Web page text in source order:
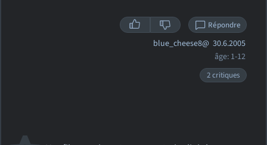
Répondre
blue_cheese8@ 30.6.2005
âge: 1-12
2 critiques